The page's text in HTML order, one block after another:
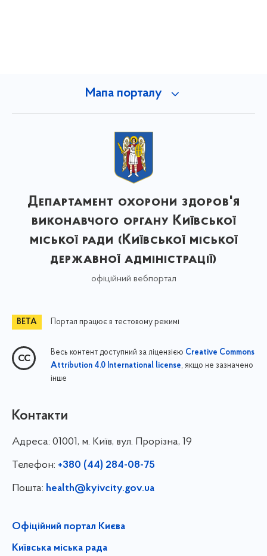
Мапа порталу
Департамент охорони здоров'я
виконавчого органу Київської
міської ради (Київської міської
державної адміністрації)
офіційний вебпортал
Портал працює в тестовому режимі
Весь контент доступний за ліцензією Creative Commons
Attribution 4.0 International license, якщо не зазначено
інше
Контакти
Адреса: 01001, м. Київ, вул. Прорізна, 19
Телефон: +380 (44) 284-08-75
Пошта: health@kyivcity.gov.ua
Офіційний портал Києва
Київська міська рада